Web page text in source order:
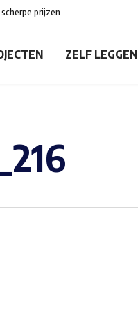
prijzen
ZELF LEGGEN